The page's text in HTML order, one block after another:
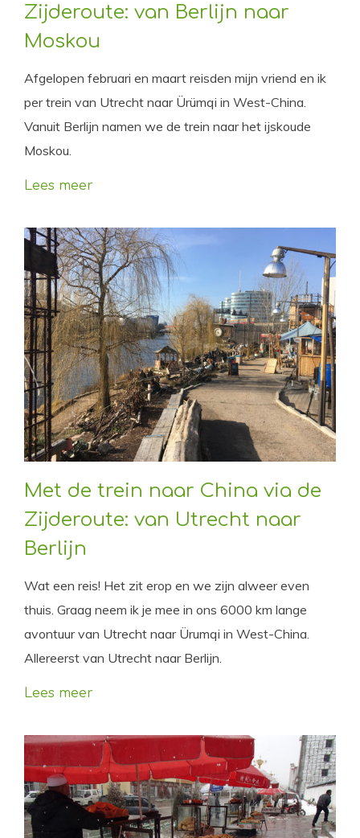
Zijderoute: van Berlijn naar
Moskou
Afgelopen februari en maart reisden mijn vriend en ik
per trein van Utrecht naar Ürümqi in West-China.
Vanuit Berlijn namen we de trein naar het ijskoude
Moskou.
Lees meer
Met de trein naar China via de
Zijderoute: van Utrecht naar
Berlijn
Wat een reis! Het zit erop en we zijn alweer even
thuis. Graag neem ik je mee in ons 6000 km lange
avontuur van Utrecht naar Ürumqi in West-China.
Allereerst van Utrecht naar Berlijn.
Lees meer